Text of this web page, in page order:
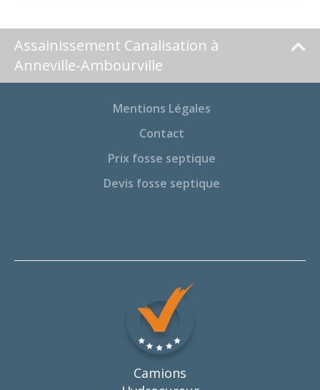
Assainissement Canalisation à
Anneville-Ambourville
Mentions Légales
Contact
Prix fosse septique
Devis fosse septique
Camions